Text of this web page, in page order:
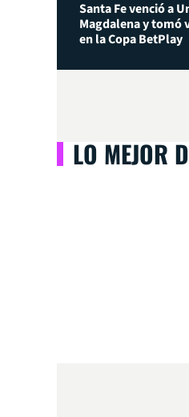
Santa Fe venció a
Magdalena y tomó
en la Copa BetPlay
LO MEJOR